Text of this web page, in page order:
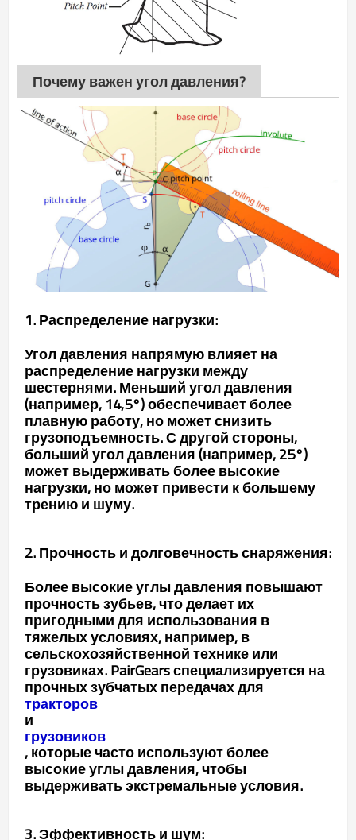
Почему важен угол давления?
1. Распределение нагрузки:
Угол давления напрямую влияет на
распределение нагрузки между
шестернями. Меньший угол давления
(например, 14,5°) обеспечивает более
плавную работу, но может снизить
грузоподъемность. С другой стороны,
больший угол давления (например, 25°)
может выдерживать более высокие
нагрузки, но может привести к большему
трению и шуму.
2. Прочность и долговечность снаряжения:
Более высокие углы давления повышают
прочность зубьев, что делает их
пригодными для использования в
тяжелых условиях, например, в
сельскохозяйственной технике или
грузовиках. PairGears специализируется на
прочных зубчатых передачах для
тракторов
и
грузовиков
, которые часто используют более
высокие углы давления, чтобы
выдерживать экстремальные условия.
3. Эффективность и шум: